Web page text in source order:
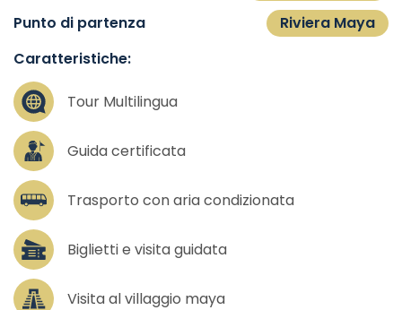
Punto di partenza
Riviera Maya
Caratteristiche:
Tour Multilingua
Guida certificata
Trasporto con aria condizionata
Biglietti e visita guidata
Visita al villaggio maya